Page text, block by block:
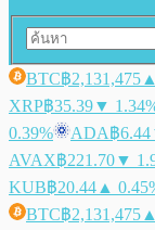
BTC฿2,131,475
XRP฿35.39▼
0.39%
ADA฿6.44
AVAX฿221.70▼
KUB฿20.44 ▲
BTC฿2,131,475